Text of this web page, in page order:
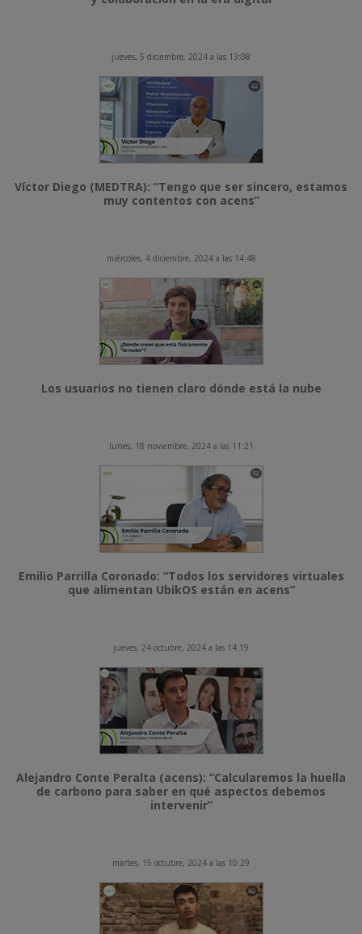
jueves, 5 diciembre, 2024 a las 13:08
Víctor Diego (MEDTRA): “Tengo que ser sincero, estamos
muy contentos con acens”
miércoles, 4 diciembre, 2024 a las 14:48
Los usuarios no tienen claro dónde está la nube
lunes, 18 noviembre, 2024 a las 11:21
Emilio Parrilla Coronado: “Todos los servidores virtuales
que alimentan UbikOS están en acens”
jueves, 24 octubre, 2024 a las 14:19
Alejandro Conte Peralta (acens): “Calcularemos la huella
de carbono para saber en qué aspectos debemos
intervenir”
martes, 15 octubre, 2024 a las 10:29